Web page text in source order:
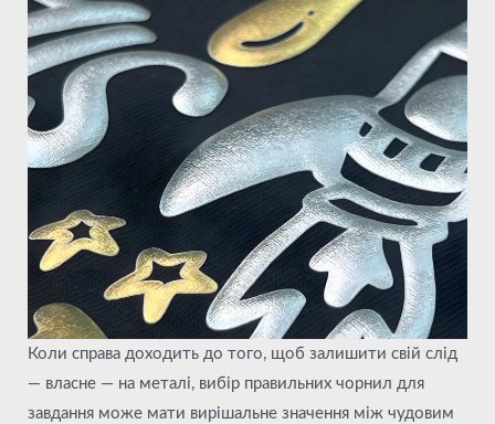
Коли справа доходить до того, щоб залишити свій слід
— власне — на металі, вибір правильних чорнил для
завдання може мати вирішальне значення між чудовим